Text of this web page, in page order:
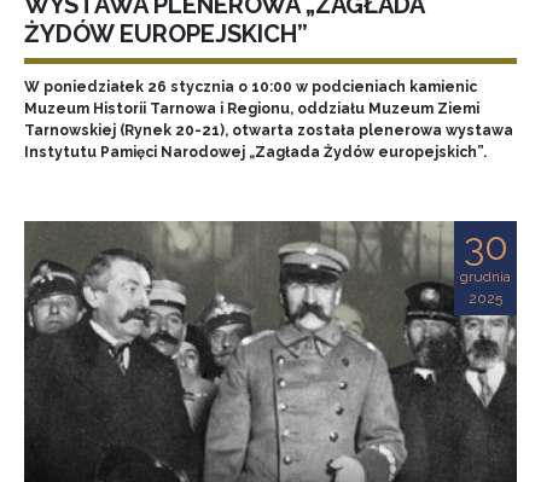
ŻYDÓW EUROPEJSKICH”
W poniedziałek 26 stycznia o 10:00 w podcieniach kamienic
Muzeum Historii Tarnowa i Regionu, oddziału Muzeum Ziemi
Tarnowskiej (Rynek 20-21), otwarta została plenerowa wystawa
Instytutu Pamięci Narodowej „Zagłada Żydów europejskich”.
30
grudnia
2025